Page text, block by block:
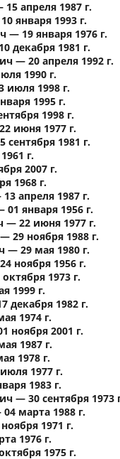
апреля 1987 г.
января 1993 г.
— 19 января 1976 г.
декабря 1981 г.
— 20 апреля 1992 г.
1990 г.
1998 г.
1995 г.
1998 г.
июня 1977 г.
1981 г.
г.
2007 г.
1968 г.
апреля 1987 г.
января 1956 г.
22 июня 1977 г.
ноября 1988 г.
— 29 мая 1980 г.
ноября 1956 г.
1973 г.
1999 г.
декабря 1982 г.
1974 г.
ноября 2001 г.
1987 г.
1978 г.
1977 г.
1983 г.
— 30 сентября 1973
марта 1988 г.
1971 г.
1976 г.
1975 г.